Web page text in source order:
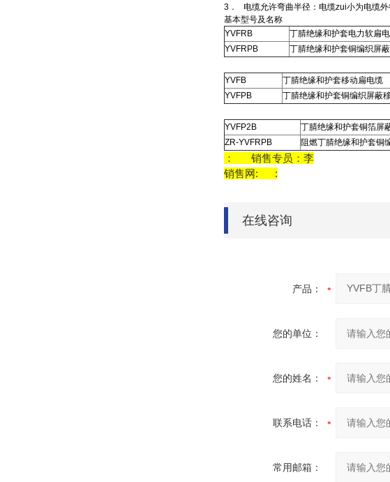
3． 电缆允许弯曲半径：电缆zui小为电缆
基本型号及名称
YVFRB
丁腈绝缘和护套电力软扁
YVFRPB
丁腈绝缘和护套铜编织屏
YVFB
丁腈绝缘和护套移动扁电缆
YVFPB
丁腈绝缘和护套铜编织屏蔽
YVFP2B
丁腈绝缘和护套铜箔屏
ZR-YVFRPB
阻燃丁腈绝缘和护套铜
： 销售专员：李
销售网: :
在线咨询
产品：
您的单位：
您的姓名：
联系电话：
常用邮箱：